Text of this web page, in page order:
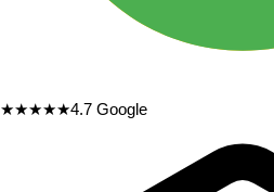
★★★★★4.7 Google